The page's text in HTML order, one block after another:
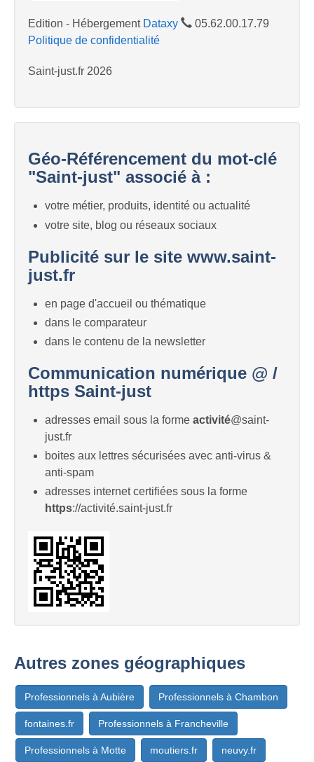
Edition - Hébergement Dataxy
05.62.00.17.79
Politique de confidentialité
Saint-just.fr 2026
Géo-Référencement du mot-clé
"Saint-just" associé à :
votre métier, produits, identité ou actualité
votre site, blog ou réseaux sociaux
Publicité sur le site www.saint-
just.fr
en page d'accueil ou thématique
dans le comparateur
dans le contenu de la newsletter
Communication numérique @ /
https Saint-just
adresses email sous la forme activité@saint-
just.fr
boites aux lettres sécurisées avec anti-virus &
anti-spam
adresses internet certifiées sous la forme
https://activité.saint-just.fr
Autres zones géographiques
Professionnels à Aubière Professionnels à Chambon
fontaines.fr Professionnels à Francheville
Professionnels à Motte moutiers.fr neuvy.fr